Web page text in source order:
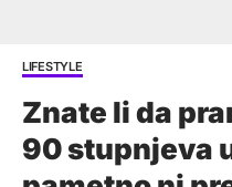
LIFESTYLE
Znate li da
90 stupnjeva